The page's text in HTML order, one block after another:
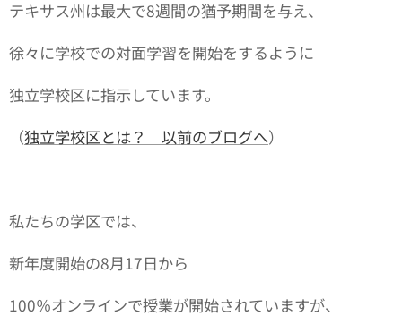
テキサス州は最大で8週間の猶予期間を与え、
徐々に学校での対面学習を開始をするように
独立学校区に指示しています。
（独立学校区とは？ 以前のブログへ）
私たちの学区では、
新年度開始の8月17日から
100％オンラインで授業が開始されていますが、